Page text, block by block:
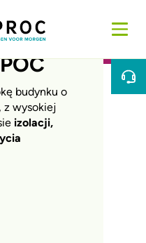
budynku o
z wysokiej
izolacji,